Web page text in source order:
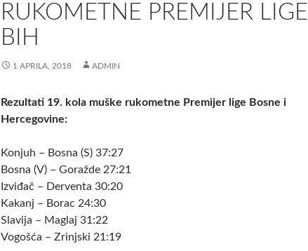
RUKOMETNE PREMIJER LIGE
BIH
1 APRILA, 2018 ADMIN
Rezultati 19. kola muške rukometne Premijer lige Bosne i
Hercegovine:
Konjuh – Bosna (S) 37:27
Bosna (V) – Goražde 27:21
Izviđač – Derventa 30:20
Kakanj – Borac 24:30
Slavija – Maglaj 31:22
Vogošća – Zrinjski 21:19